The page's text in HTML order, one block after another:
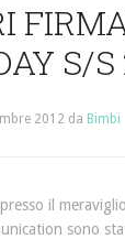
S/S
2012 da Bimbi
il
sono